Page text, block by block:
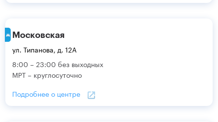
Московская
ул. Типанова, д. 12А
8:00 – 23:00 без выходных
МРТ – круглосуточно
Подробнее о центре